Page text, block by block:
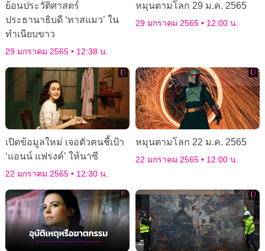
ย้อนประวัติศาสตร์
ประธานาธิบดี ‘ทาสแมว’ ใน
ทำเนียบขาว
29 มกราคม 2565 12:38 น.
หมุนตามโลก 29 ม.ค. 2565
29 มกราคม 2565 12:00 น.
เปิดข้อมูลใหม่ เจอตัวคนชี้เป้า
‘แอนน์ แฟรงค์’ ให้นาซี
22 มกราคม 2565 12:30 น.
หมุนตามโลก 22 ม.ค. 2565
22 มกราคม 2565 12:00 น.